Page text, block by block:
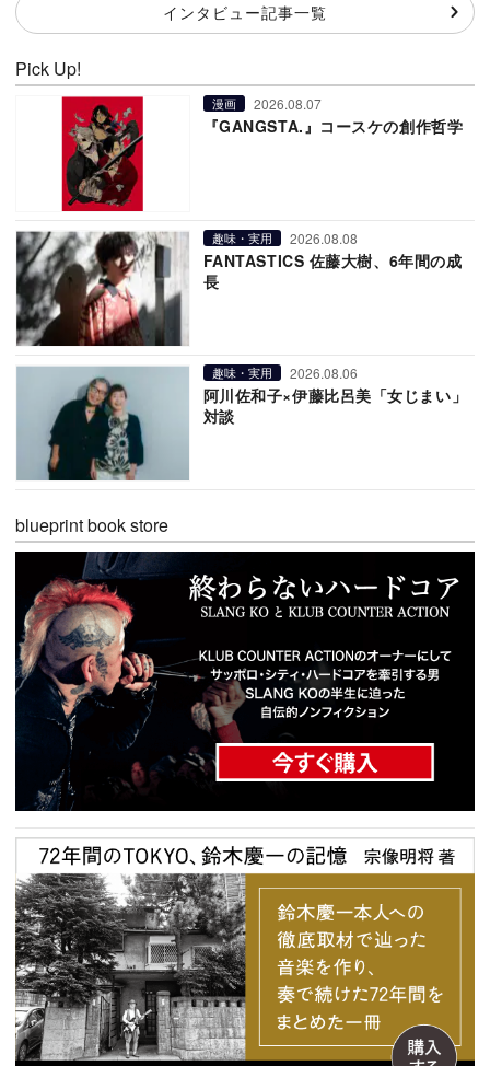
インタビュー記事一覧
Pick Up!
漫画 2026.08.07
『GANGSTA.』コースケの創作哲学
趣味・実用 2026.08.08
FANTASTICS 佐藤大樹、6年間の成
長
趣味・実用 2026.08.06
阿川佐和子×伊藤比呂美「女じまい」
対談
blueprint book store